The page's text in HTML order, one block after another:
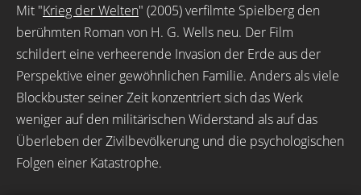
Mit "Krieg der Welten" (2005) verfilmte Spielberg den
berühmten Roman von H. G. Wells neu. Der Film
schildert eine verheerende Invasion der Erde aus der
Perspektive einer gewöhnlichen Familie. Anders als viele
Blockbuster seiner Zeit konzentriert sich das Werk
weniger auf den militärischen Widerstand als auf das
Überleben der Zivilbevölkerung und die psychologischen
Folgen einer Katastrophe.